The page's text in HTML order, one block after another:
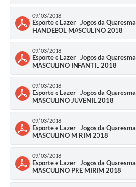
09/03/2018
Esporte e Lazer | Jogos da
HANDEBOL MASCULINO 2018
09/03/2018
Esporte e Lazer | Jogos da
MASCULINO INFANTIL 2018
09/03/2018
Esporte e Lazer | Jogos da
MASCULINO JUVENIL 2018
09/03/2018
Esporte e Lazer | Jogos da
MASCULINO MIRIM 2018
09/03/2018
Esporte e Lazer | Jogos da
MASCULINO PRE MIRIM 2018